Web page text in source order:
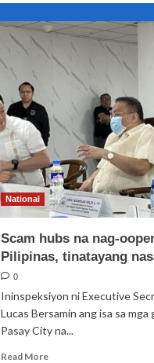
Pagbabalik
Pilipinas
ICC
pag-
aaralan
National
Scam hubs na nag-
Pilipinas, tinatayang
0
Ininspeksiyon ni Executive
Lucas Bersamin ang isa sa mga
Pasay City na...
Read MoreRead